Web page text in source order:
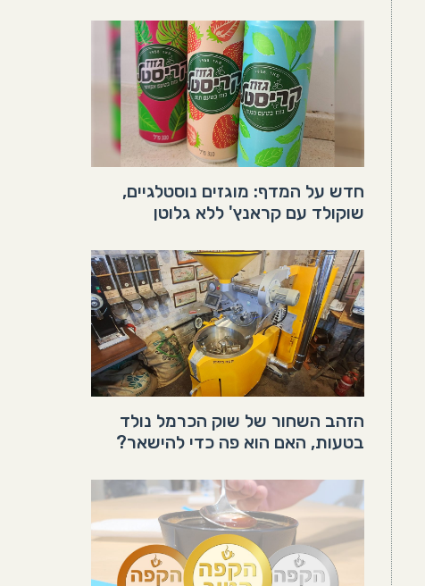
חדש על המדף: מוגזים נוסטלגיים,
שוקולד עם קראנץ' ללא גלוטן
הזהב השחור של שוק הכרמל נולד
בטעות, האם הוא פה כדי להישאר?